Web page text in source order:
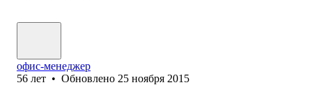
офис-менеджер
56 лет • Обновлено 25 ноября 2015